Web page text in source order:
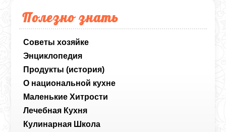
Полезно знать
Советы хозяйке
Энциклопедия
Продукты (история)
О национальной кухне
Маленькие Хитрости
Лечебная Кухня
Кулинарная Школа